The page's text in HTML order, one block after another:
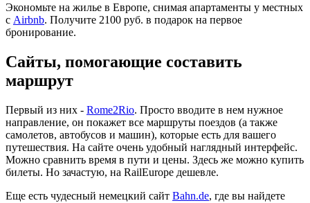
Экономьте на жилье в Европе, снимая апартаменты у местных
с Airbnb. Получите 2100 руб. в подарок на первое
бронирование.
Сайты, помогающие составить
маршрут
Первый из них - Rome2Rio. Просто вводите в нем нужное
направление, он покажет все маршруты поездов (а также
самолетов, автобусов и машин), которые есть для вашего
путешествия. На сайте очень удобный наглядный интерфейс.
Можно сравнить время в пути и цены. Здесь же можно купить
билеты. Но зачастую, на RailEurope дешевле.
Еще есть чудесный немецкий сайт Bahn.de, где вы найдете